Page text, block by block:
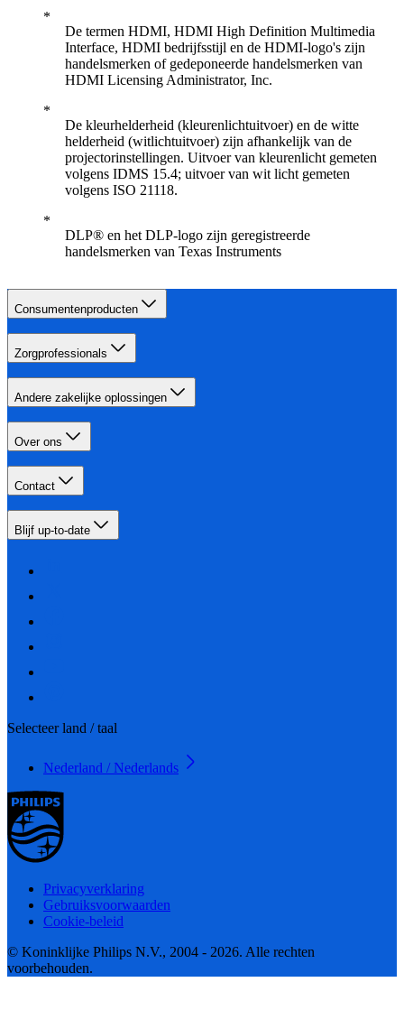
De termen HDMI, HDMI High Definition Multimedia
Interface, HDMI bedrijfsstijl en de HDMI-logo's zijn
handelsmerken of gedeponeerde handelsmerken van
HDMI Licensing Administrator, Inc.
De kleurhelderheid (kleurenlichtuitvoer) en de witte
helderheid (witlichtuitvoer) zijn afhankelijk van de
projectorinstellingen. Uitvoer van kleurenlicht gemeten
volgens IDMS 15.4; uitvoer van wit licht gemeten
volgens ISO 21118.
DLP® en het DLP-logo zijn geregistreerde
handelsmerken van Texas Instruments
Consumentenproducten
Zorgprofessionals
Andere zakelijke oplossingen
Over ons
Contact
Blijf up-to-date
Selecteer land / taal
Nederland / Nederlands
Privacyverklaring
Gebruiksvoorwaarden
Cookie-beleid
© Koninklijke Philips N.V., 2004 - 2026. Alle rechten
voorbehouden.